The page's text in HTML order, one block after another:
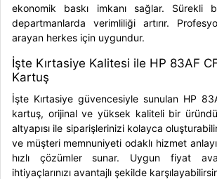
ekonomik baskı imkanı sağlar. Sürekli
departmanlarda verimliliği artırır.
arayan herkes için uygundur.
İşte Kırtasiye Kalitesi ile HP 83AF
Kartuş
İşte Kırtasiye güvencesiyle sunulan HP
kartuş, orijinal ve yüksek kaliteli bir
altyapısı ile siparişlerinizi kolayca
ve müşteri memnuniyeti odaklı hizmet
hızlı çözümler sunar. Uygun fiyat
ihtiyaçlarınızı avantajlı şekilde